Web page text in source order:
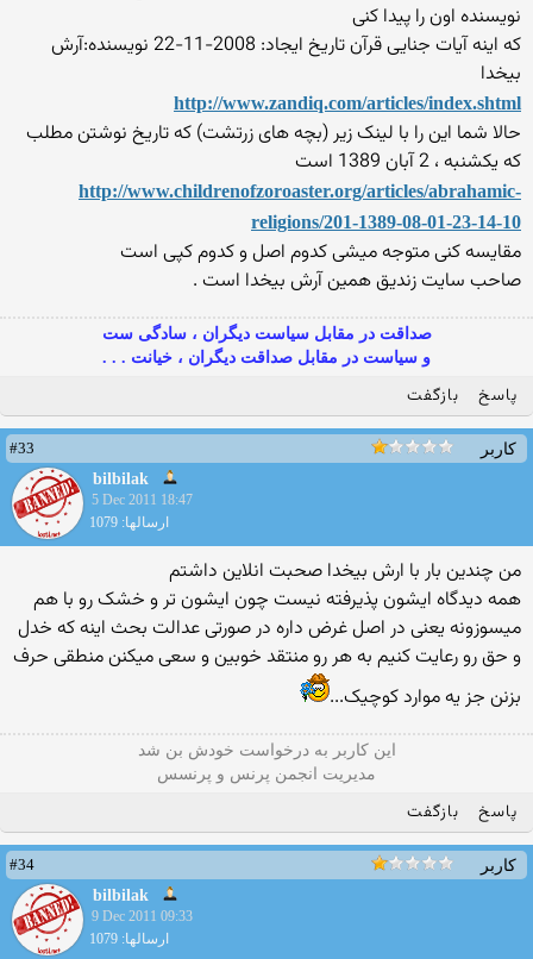
نویسنده اون را پیدا کنی
که اینه آیات جنایی قرآن تاریخ ایجاد: 2008-11-22 نویسنده:آرش
بیخدا
http://www.zandiq.com/articles/index.shtml
حالا شما این را با لینک زیر (بچه های زرتشت) که تاریخ نوشتن مطلب
که يكشنبه ، 2 آبان 1389 است
http://www.childrenofzoroaster.org/articles/abrahamic-
religions/201-1389-08-01-23-14-10
مقایسه کنی متوجه میشی کدوم اصل و کدوم کپی است
صاحب سایت زندیق همین آرش بیخدا است .
صداقت در مقابل سیاست دیگران ، سادگی ست
و سیاست در مقابل صداقت دیگران ، خیانت . . .
پاسخ بازگفت
کاربر
#33
bilbilak
5 Dec 2011 18:47
ارسالها: 1079
من چندین بار با ارش بیخدا صحبت انلاین داشتم
همه دیدگاه ایشون پذیرفته نیست چون ایشون تر و خشک رو با هم
میسوزونه یعنی در اصل غرض داره در صورتی عدالت بحث اینه که خدل
و حق رو رعایت کنیم به هر رو منتقد خوبین و سعی میکنن منطقی حرف
بزنن جز یه موارد کوچیک...
این كاربر به درخواست خودش بن شد
مدیریت انجمن پرنس و پرنسس
پاسخ بازگفت
کاربر
#34
bilbilak
9 Dec 2011 09:33
ارسالها: 1079